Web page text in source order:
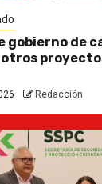
gobierno de
Redacción